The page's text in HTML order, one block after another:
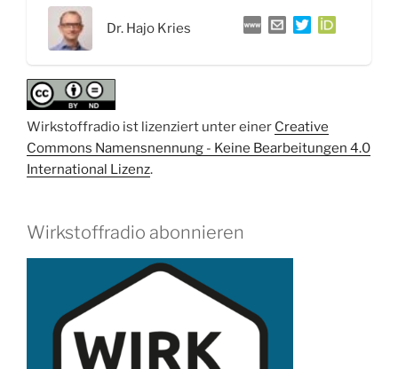
Evolution
Interview
Dr.
Kries“
Dr. Hajo Kries
Wirkstoffradio ist lizenziert unter einer Creative
Commons Namensnennung - Keine Bearbeitungen 4.0
International Lizenz.
Wirkstoffradio abonnieren